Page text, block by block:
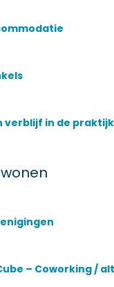
verblijf in de praktijk
– Coworking /
op met